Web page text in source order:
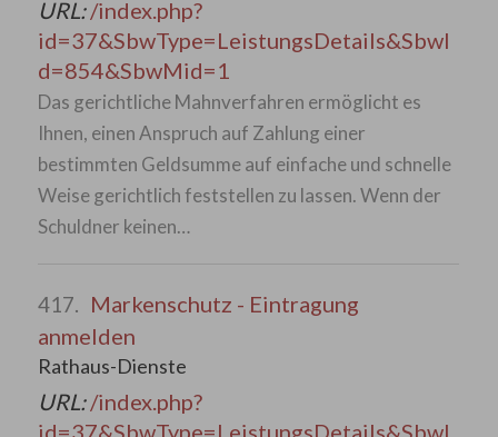
URL:/index.php?
id=37&SbwType=LeistungsDetails&SbwI
d=854&SbwMid=1
Das gerichtliche Mahnverfahren ermöglicht es
Ihnen, einen Anspruch auf Zahlung einer
bestimmten Geldsumme auf einfache und schnelle
Weise gerichtlich feststellen zu lassen. Wenn der
Schuldner keinen…
417. Markenschutz - Eintragung
anmelden
Rathaus-Dienste
URL:/index.php?
id=37&SbwType=LeistungsDetails&SbwI